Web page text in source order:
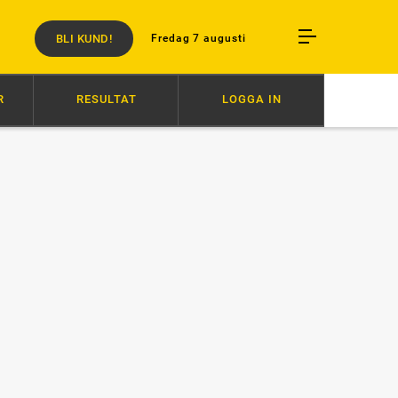
Fredag 7 augusti
BLI KUND!
KAMADO 20:26 HÄSTENS VÄLFÄRD ÄR INTE FÖRHANDLINGSBAR
RESULTAT LOGGA IN